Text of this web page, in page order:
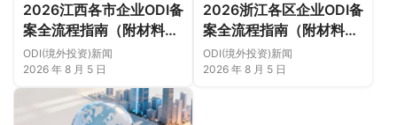
2026江西各市企业ODI备
案全流程指南（附材料清
单及成功案例与正规靠谱
代办中介推荐）
ODI(境外投资)新闻
2026 年 8 月 5 日
2026浙江各区企业ODI备
案全流程指南（附材料清
单及成功案例与正规靠谱
代办中介推荐）
ODI(境外投资)新闻
2026 年 8 月 5 日